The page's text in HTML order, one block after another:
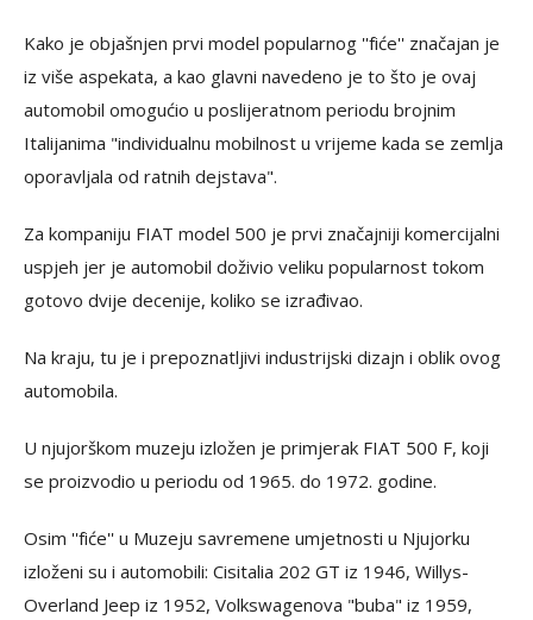
Kako je objašnjen prvi model popularnog ''fiće'' značajan je
iz više aspekata, a kao glavni navedeno je to što je ovaj
automobil omogućio u poslijeratnom periodu brojnim
Italijanima "individualnu mobilnost u vrijeme kada se zemlja
oporavljala od ratnih dejstava".
Za kompaniju FIAT model 500 je prvi značajniji komercijalni
uspjeh jer je automobil doživio veliku popularnost tokom
gotovo dvije decenije, koliko se izrađivao.
Na kraju, tu je i prepoznatljivi industrijski dizajn i oblik ovog
automobila.
U njujorškom muzeju izložen je primjerak FIAT 500 F, koji
se proizvodio u periodu od 1965. do 1972. godine.
Osim ''fiće'' u Muzeju savremene umjetnosti u Njujorku
izloženi su i automobili: Cisitalia 202 GT iz 1946, Willys-
Overland Jeep iz 1952, Volkswagenova "buba" iz 1959,